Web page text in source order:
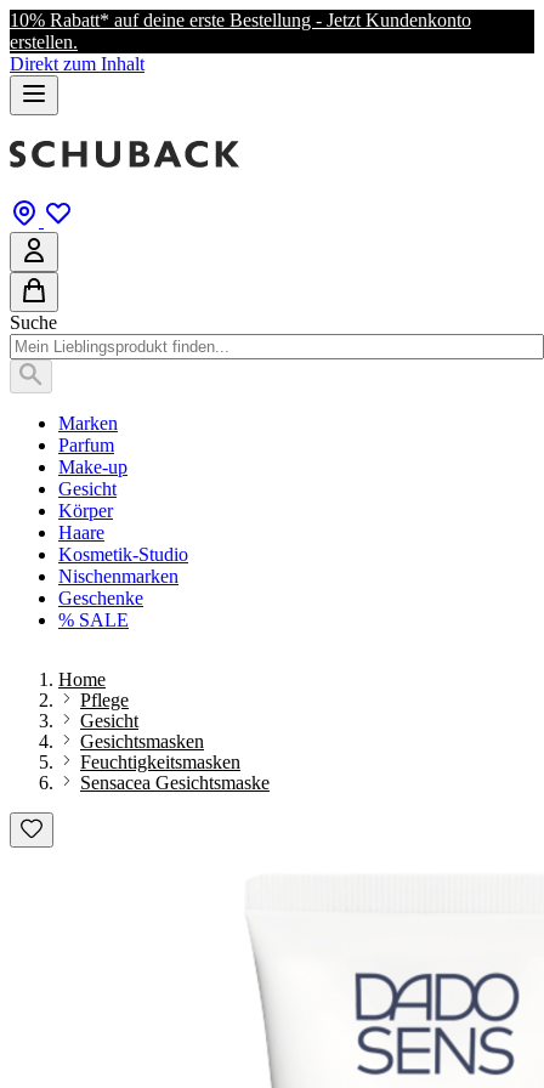
10% Rabatt* auf deine erste Bestellung - Jetzt Kundenkonto
erstellen.
Direkt zum Inhalt
Suche
Marken
Parfum
Make-up
Gesicht
Körper
Haare
Kosmetik-Studio
Nischenmarken
Geschenke
% SALE
Home
Pflege
Gesicht
Gesichtsmasken
Feuchtigkeitsmasken
Sensacea Gesichtsmaske